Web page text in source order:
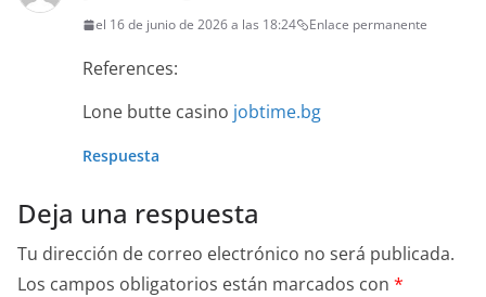
el 16 de junio de 2026 a las 18:24 Enlace permanente
References:
Lone butte casino jobtime.bg
Respuesta
Deja una respuesta
Tu dirección de correo electrónico no será publicada.
Los campos obligatorios están marcados con *